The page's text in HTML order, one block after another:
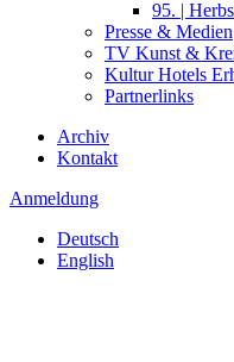
95. |
Presse & Medien
TV Kunst &
Kultur Hotels
Partnerlinks
Archiv
Kontakt
Anmeldung
Deutsch
English